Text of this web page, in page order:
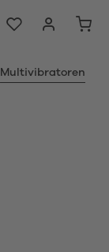
Multivibratoren